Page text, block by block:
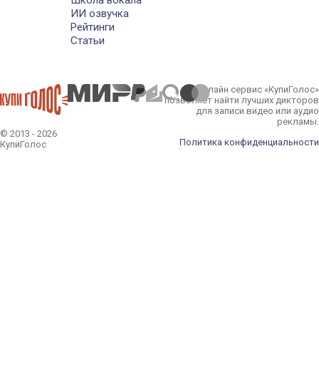
ИИ озвучка
Рейтинги
Статьи
© 2013 - 2026
КупиГолос
Онлайн сервис «КупиГолос»
позволяет найти лучших дикторов
для записи видео или аудио
рекламы.
Политика конфиденциальности